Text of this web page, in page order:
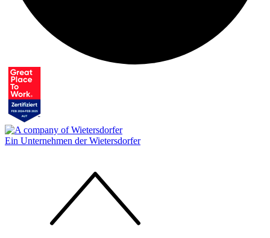
Ein Unternehmen der Wietersdorfer